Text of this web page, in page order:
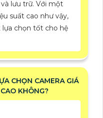
lưu trữ. Với một
suất cao như vậy,
lựa chọn tốt cho hệ
CHỌN CAMERA GIÁ
KHÔNG?